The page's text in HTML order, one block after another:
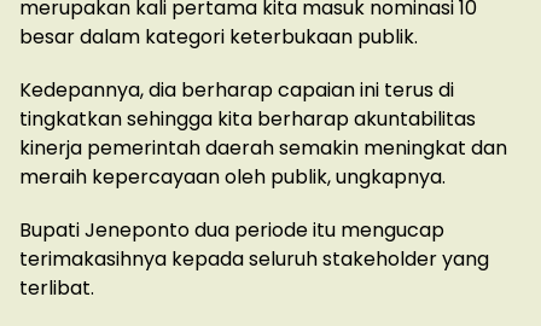
merupakan kali pertama kita masuk nominasi 10
besar dalam kategori keterbukaan publik.
Kedepannya, dia berharap capaian ini terus di
tingkatkan sehingga kita berharap akuntabilitas
kinerja pemerintah daerah semakin meningkat dan
meraih kepercayaan oleh publik, ungkapnya.
Bupati Jeneponto dua periode itu mengucap
terimakasihnya kepada seluruh stakeholder yang
terlibat.